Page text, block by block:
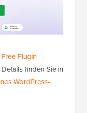
Plugin
finden Sie in
WordPress-